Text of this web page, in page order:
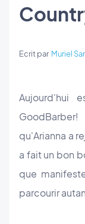
Ecrit par Muriel
Aujourd'hui
qu'Arianna a
a fait un bon
que
parcourir